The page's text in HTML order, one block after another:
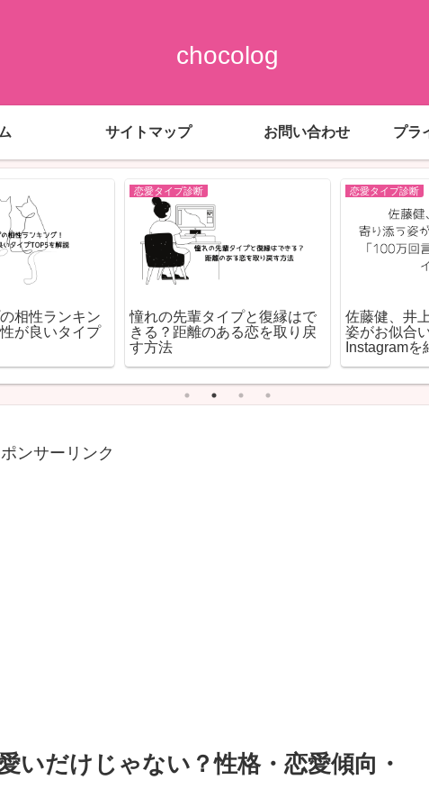
chocolog
サイトマップ お問い合わせ プラ
相性ランキン
が良いタイプ
恋愛タイプ診断
憧れの先輩タイプと復縁はで
きる？距離のある恋を取り戻
す方法
恋愛タイプ診断
佐藤健、井
姿がお似合
Instagramを
ンサーリンク
いだけじゃない？性格・恋愛傾向・